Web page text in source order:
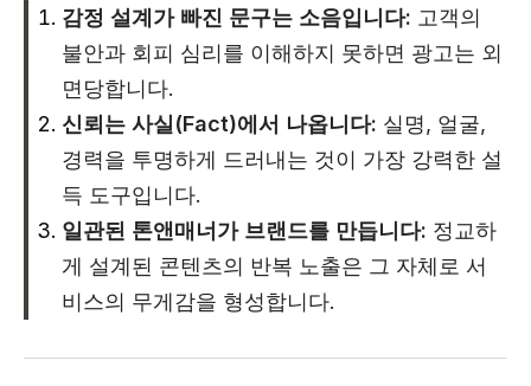
감정 설계가 빠진 문구는 소음입니다: 고객의
불안과 회피 심리를 이해하지 못하면 광고는 외
면당합니다.
신뢰는 사실(Fact)에서 나옵니다: 실명, 얼굴,
경력을 투명하게 드러내는 것이 가장 강력한 설
득 도구입니다.
일관된 톤앤매너가 브랜드를 만듭니다: 정교하
게 설계된 콘텐츠의 반복 노출은 그 자체로 서
비스의 무게감을 형성합니다.